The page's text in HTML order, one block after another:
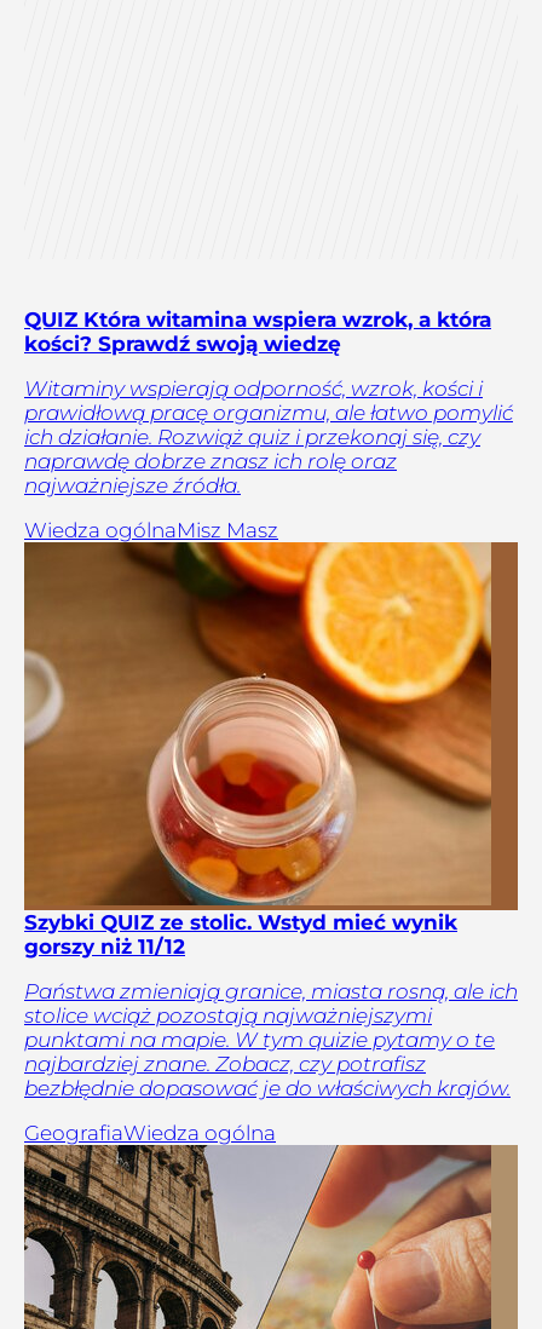
QUIZ Która witamina wspiera wzrok, a która
kości? Sprawdź swoją wiedzę
Witaminy wspierają odporność, wzrok, kości i
prawidłową pracę organizmu, ale łatwo pomylić
ich działanie. Rozwiąż quiz i przekonaj się, czy
naprawdę dobrze znasz ich rolę oraz
najważniejsze źródła.
Wiedza ogólnaMisz Masz
Szybki QUIZ ze stolic. Wstyd mieć wynik
gorszy niż 11/12
Państwa zmieniają granice, miasta rosną, ale ich
stolice wciąż pozostają najważniejszymi
punktami na mapie. W tym quizie pytamy o te
najbardziej znane. Zobacz, czy potrafisz
bezbłędnie dopasować je do właściwych krajów.
GeografiaWiedza ogólna